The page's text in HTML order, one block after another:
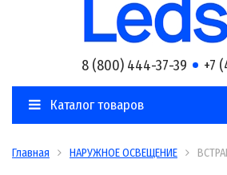
8 (800) 444-37-39 +7
Каталог товаров
Главная НАРУЖНОЕ ОСВЕЩЕНИЕ